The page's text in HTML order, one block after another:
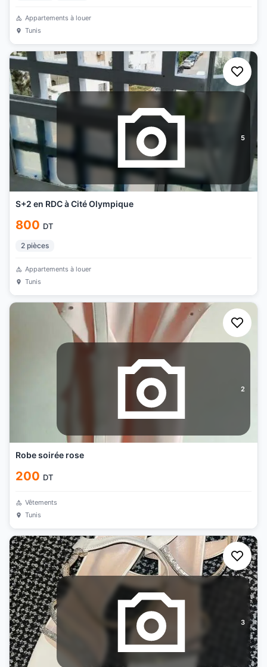
Appartements à louer
Tunis
5
S+2 en RDC à Cité Olympique
800 DT
2 pièces
Appartements à louer
Tunis
2
Robe soirée rose
200 DT
Vêtements
Tunis
3